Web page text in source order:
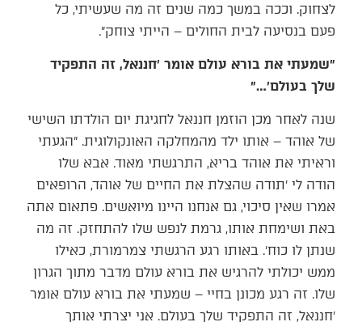
לצחוק. וככה במשך כמה שנים זה מה שעשיתי, כל
פעם בנסיעה לבית החולים – הייתי צוחק״.
״שמעתי את בורא עולם אומר ׳חננאל, זה התפקיד
שלך בעולם׳…״
שנה לאחר מכן הוזמן חננאל לחגיגת יום הולדתו השישי
של אוהד – אותו ילד מהמחלקה האונקולוגית. ״הגעתי
וראיתי את אוהד בריא, התרגשתי מאוד. אבא שלו
הודה לי ׳תודה שהצלת את החיים של אוהד, הרופאים
אמרו שאין סיכוי, גם אנחנו היינו מיואשים. פתאום אתה
באת ושימחת אותו, גרמת לנפש שלו להתחזק. זה מה
שנתן לו כוח׳. באותו רגע הרגשתי צמרמורת, כאילו
ממש יכולתי להרגיש את בורא עולם מדבר מתוך הגרון
שלו. זה רגע מכונן בחיי – שמעתי את בורא עולם אומר
׳חננאל, זה התפקיד שלך בעולם. אני יצרתי אותך